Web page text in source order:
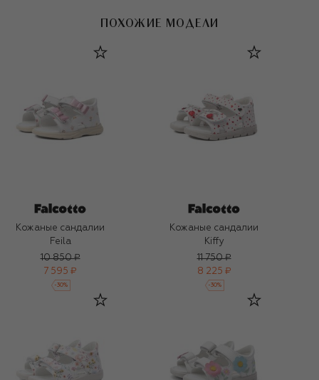
ПОХОЖИЕ МОДЕЛИ
Кожаные сандалии
Feila
10 850 ₽
7 595 ₽
-30%
Кожаные сандалии
Kiffy
11 750 ₽
8 225 ₽
-30%